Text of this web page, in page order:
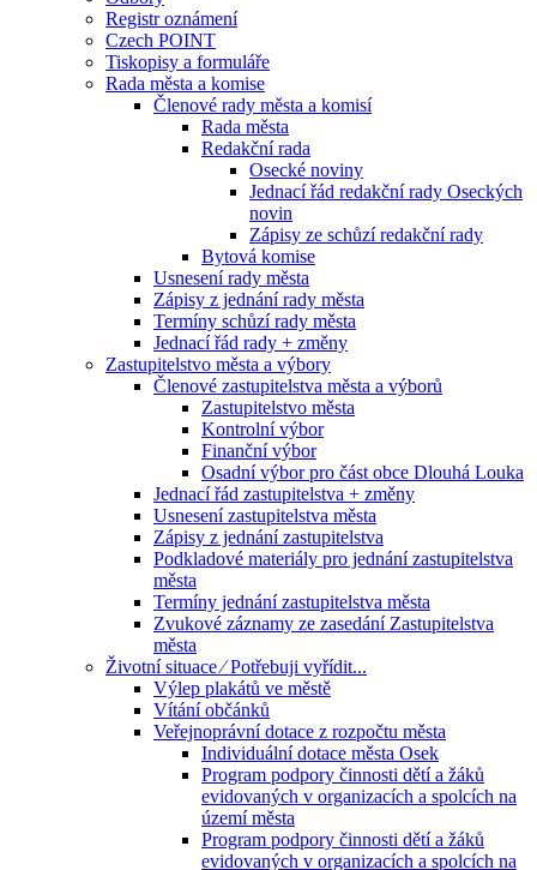
Registr oznámení
Czech POINT
Tiskopisy a formuláře
Rada města a komise
Členové rady města a komisí
Rada města
Redakční rada
Osecké noviny
Jednací řád redakční rady Oseckých
novin
Zápisy ze schůzí redakční rady
Bytová komise
Usnesení rady města
Zápisy z jednání rady města
Termíny schůzí rady města
Jednací řád rady + změny
Zastupitelstvo města a výbory
Členové zastupitelstva města a výborů
Zastupitelstvo města
Kontrolní výbor
Finanční výbor
Osadní výbor pro část obce Dlouhá Louka
Jednací řád zastupitelstva + změny
Usnesení zastupitelstva města
Zápisy z jednání zastupitelstva
Podkladové materiály pro jednání zastupitelstva
města
Termíny jednání zastupitelstva města
Zvukové záznamy ze zasedání Zastupitelstva
města
Životní situace ⁄ Potřebuji vyřídit...
Výlep plakátů ve městě
Vítání občánků
Veřejnoprávní dotace z rozpočtu města
Individuální dotace města Osek
Program podpory činnosti dětí a žáků
evidovaných v organizacích a spolcích na
území města
Program podpory činnosti dětí a žáků
evidovaných v organizacích a spolcích na